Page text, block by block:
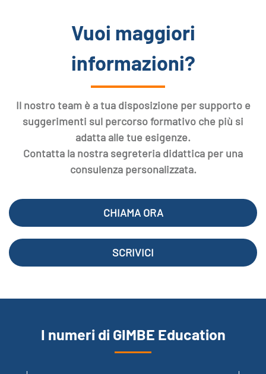
Vuoi maggiori
informazioni?
Il nostro team è a tua disposizione per supporto e
suggerimenti sul percorso formativo che più si
adatta alle tue esigenze.
Contatta la nostra segreteria didattica per una
consulenza personalizzata.
CHIAMA ORA
SCRIVICI
I numeri di GIMBE Education